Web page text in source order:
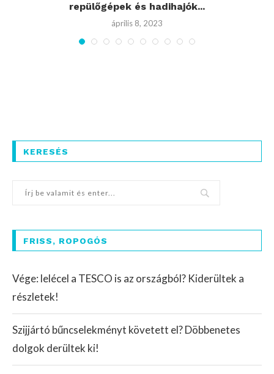
repülőgépek és hadihajók...
április 8, 2023
KERESÉS
FRISS, ROPOGÓS
Vége: lelécel a TESCO is az országból? Kiderültek a
részletek!
Szijjártó bűncselekményt követett el? Döbbenetes
dolgok derültek ki!